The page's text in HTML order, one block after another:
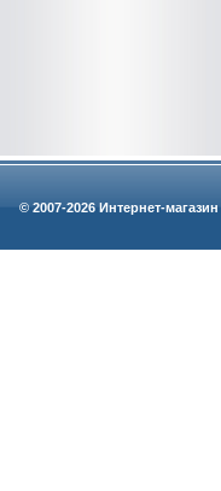
© 2007-2026 Интернет-магазин